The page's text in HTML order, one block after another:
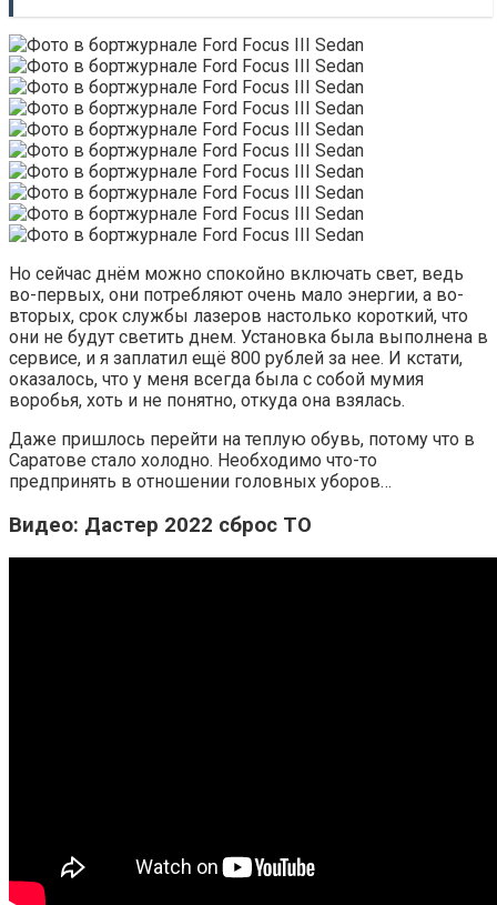
Но сейчас днём можно спокойно включать свет, ведь
во-первых, они потребляют очень мало энергии, а во-
вторых, срок службы лазеров настолько короткий, что
они не будут светить днем. Установка была выполнена в
сервисе, и я заплатил ещё 800 рублей за нее. И кстати,
оказалось, что у меня всегда была с собой мумия
воробья, хоть и не понятно, откуда она взялась.
Даже пришлось перейти на теплую обувь, потому что в
Саратове стало холодно. Необходимо что-то
предпринять в отношении головных уборов…
Видео: Дастер 2022 сброс ТО